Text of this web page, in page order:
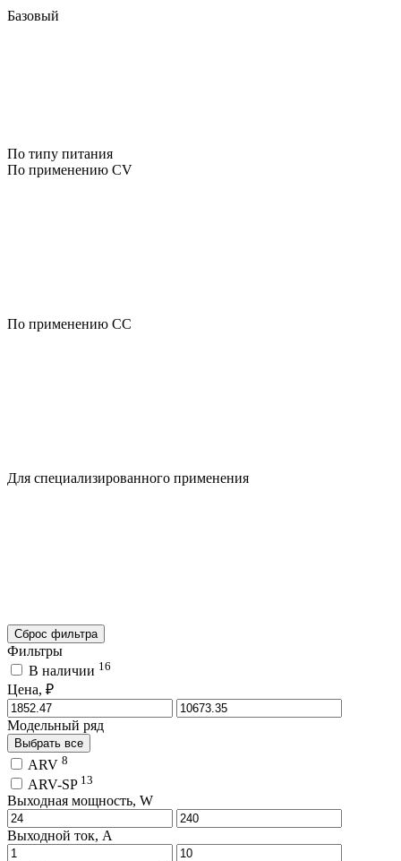
Базовый
По типу питания
По применению CV
По применению CC
Для специализированного применения
Сброс фильтра
Фильтры
В наличии 16
Цена, ₽
Модельный ряд
Выбрать все
ARV 8
ARV-SP 13
Выходная мощность, W
Выходной ток, A